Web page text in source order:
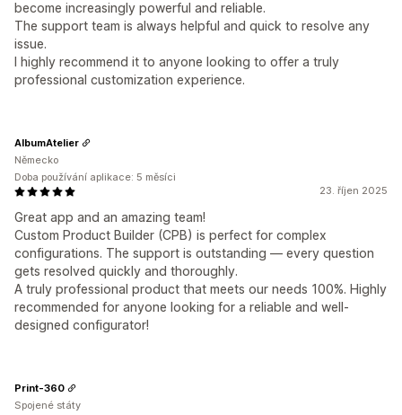
become increasingly powerful and reliable.
The support team is always helpful and quick to resolve any
issue.
I highly recommend it to anyone looking to offer a truly
professional customization experience.
23. říjen 2025
Great app and an amazing team!
Custom Product Builder (CPB) is perfect for complex
configurations. The support is outstanding — every question
gets resolved quickly and thoroughly.
A truly professional product that meets our needs 100%. Highly
recommended for anyone looking for a reliable and well-
designed configurator!
AlbumAtelier
Německo
Doba používání aplikace: 5 měsíci
Print-360
Spojené státy